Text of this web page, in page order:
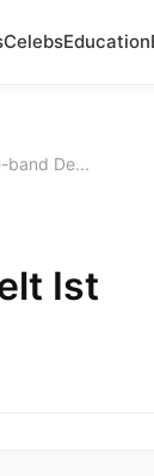
CelebsEducation
band De...
Ist